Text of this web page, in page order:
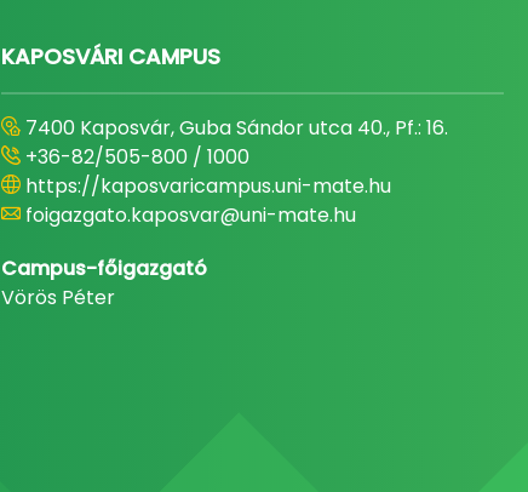
KAPOSVÁRI CAMPUS
7400 Kaposvár, Guba Sándor utca 40., Pf.: 16.
+36-82/505-800 / 1000
https://kaposvaricampus.uni-mate.hu
foigazgato.kaposvar@uni-mate.hu
Campus-főigazgató
Vörös Péter